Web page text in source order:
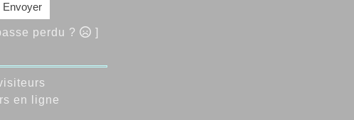
Envoyer
perdu ? ]
en ligne